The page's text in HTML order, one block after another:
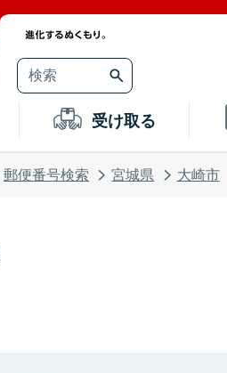
受け取る
郵便番号検索 宮城県 大崎市